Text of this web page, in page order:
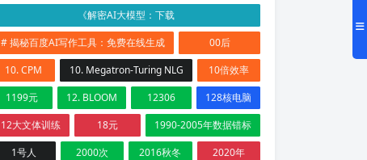
《解密AI大模型：下载
# 揭秘百度AI写作工具：免费在线生成
00后
10. CPM
10. Megatron-Turing NLG
10倍效率
1199元
12. BLOOM 12306
128核电脑
12大文体训练
18元
1990-2005年数据错标
1号人
2000次 2016秋冬
2020年